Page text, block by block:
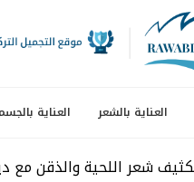
العناية بالشعر العناية
شعر اللحية والذقن مع